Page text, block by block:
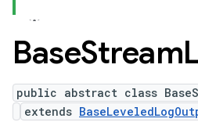
BaseStream
public abstract class
extends